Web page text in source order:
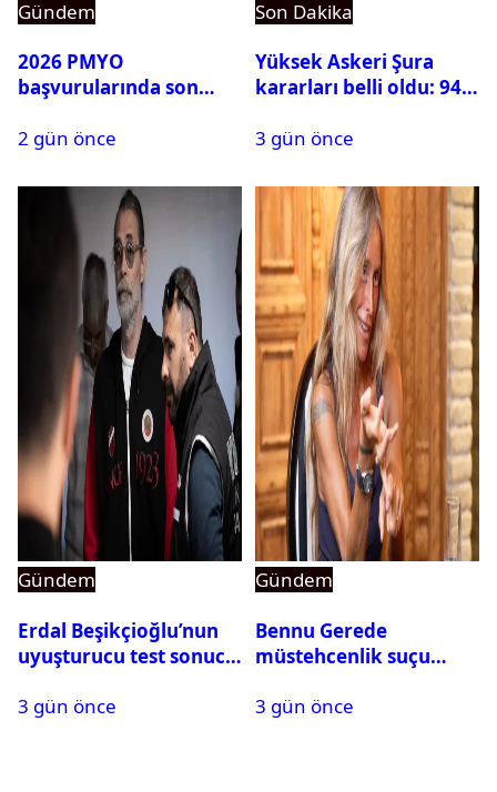
Gündem
2026 PMYO
başvurularında son
2 gün önce
Son Dakika
Yüksek Askeri Şura
kararları belli oldu: 94
3 gün önce
Gündem
Erdal Beşikçioğlu’nun
uyuşturucu test sonucu
3 gün önce
Gündem
Bennu Gerede
müstehcenlik suçu
alındı
3 gün önce